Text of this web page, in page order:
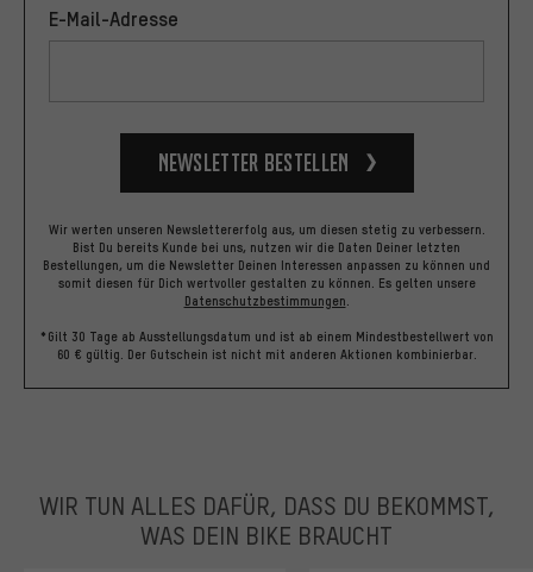
E-Mail-Adresse
Newsletter bestellen
Wir werten unseren Newslettererfolg aus, um diesen stetig zu verbessern.
Bist Du bereits Kunde bei uns, nutzen wir die Daten Deiner letzten
Bestellungen, um die Newsletter Deinen Interessen anpassen zu können und
somit diesen für Dich wertvoller gestalten zu können. Es gelten unsere
Datenschutzbestimmungen.
*Gilt 30 Tage ab Ausstellungsdatum und ist ab einem Mindestbestellwert von
60 € gültig. Der Gutschein ist nicht mit anderen Aktionen kombinierbar.
WIR TUN ALLES DAFÜR, DASS DU BEKOMMST,
WAS DEIN BIKE BRAUCHT